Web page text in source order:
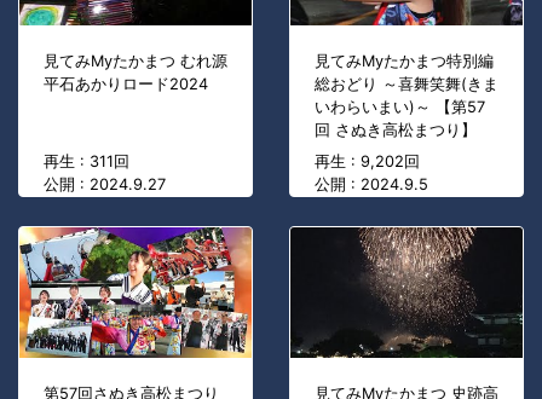
見てみMyたかまつ むれ源
平石あかりロード2024
再生 : 311回
公開 : 2024.9.27
見てみMyたかまつ特別編
総おどり ～喜舞笑舞(きま
いわらいまい)～ 【第57
回 さぬき高松まつり】
再生 : 9,202回
公開 : 2024.9.5
第57回さぬき高松まつり
見てみMyたかまつ 史跡高